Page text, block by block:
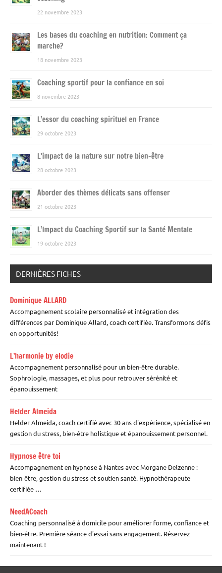
22 novembre 2023
Les bases du coaching en nutrition: Comment ça
marche?
18 novembre 2023
Coaching sportif pour la confiance en soi
8 novembre 2023
L’essor du coaching spirituel en France
29 octobre 2023
L’impact de la nature sur notre bien-être
28 octobre 2023
Aborder des thèmes délicats sans offenser
21 octobre 2023
L’Impact du Coaching Sportif sur la Santé Mentale
19 octobre 2023
DERNIÈRES FICHES
Dominique ALLARD
Accompagnement scolaire personnalisé et intégration des
différences par Dominique Allard, coach certifiée. Transformons défis
en opportunités!
L’harmonie by elodie
Accompagnement personnalisé pour un bien-être durable.
Sophrologie, massages, et plus pour retrouver sérénité et
épanouissement
Helder Almeida
Helder Almeida, coach certifié avec 30 ans d'expérience, spécialisé en
gestion du stress, bien-être holistique et épanouissement personnel.
Hypnose être toi
Accompagnement en hypnose à Nantes avec Morgane Delzenne :
bien-être, gestion du stress et soutien santé. Hypnothérapeute
certifiée …
NeedACoach
Coaching personnalisé à domicile pour améliorer forme, confiance et
bien-être. Première séance d'essai sans engagement. Réservez
maintenant !